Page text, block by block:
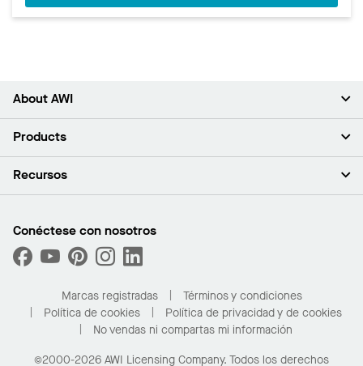
About AWI
Acerca de nosotros
Sala de prensa
Sustentabilidad
¿Cuáles son mis opciones de compra?
Products
Plafones
Capacidades personalizadas
Desempeño
Recursos
Buscar un distribuidor
Solicitar muestras
Compre en línea con Kanopi
Para el hogar
Conéctese con nosotros
Marcas registradas
Términos y condiciones
Política de cookies
Política de privacidad y de cookies
No vendas ni compartas mi información
©2000-2026 AWI Licensing Company. Todos los derechos